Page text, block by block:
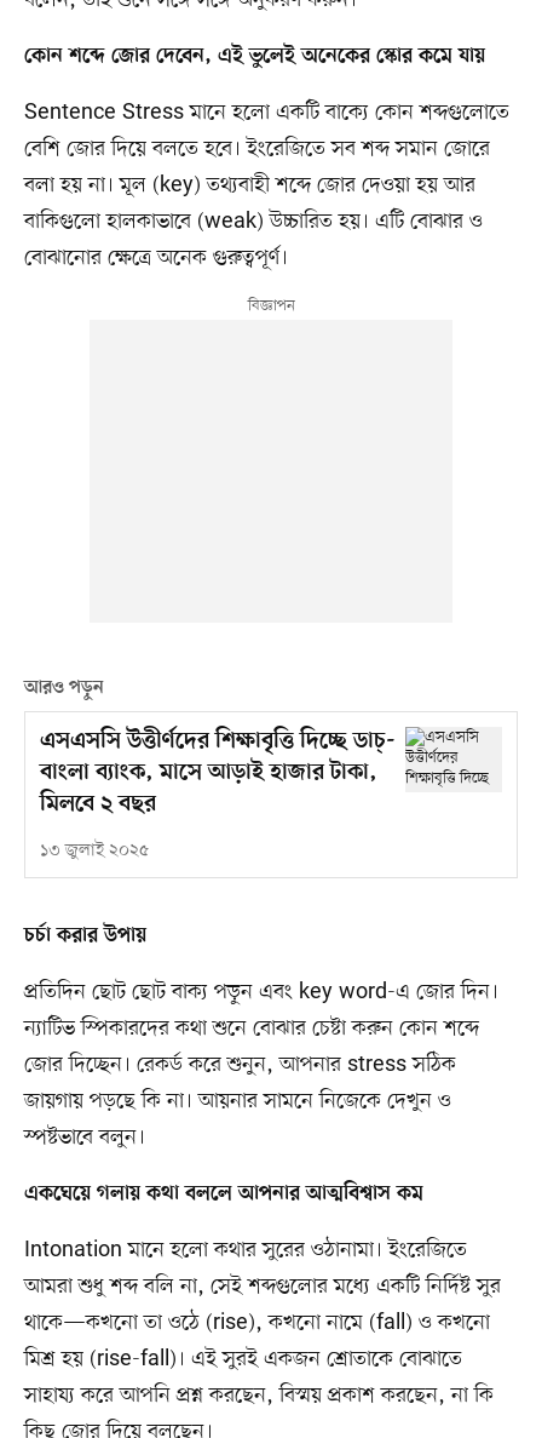
কোন শব্দে জোর দেবেন, এই ভুলেই অনেকের স্কোর কমে যায়
Sentence Stress মানে হলো একটি বাক্যে কোন শব্দগুলোতে
বেশি জোর দিয়ে বলতে হবে। ইংরেজিতে সব শব্দ সমান জোরে
বলা হয় না। মূল (key) তথ্যবাহী শব্দে জোর দেওয়া হয় আর
বাকিগুলো হালকাভাবে (weak) উচ্চারিত হয়। এটি বোঝার ও
বোঝানোর ক্ষেত্রে অনেক গুরুত্বপূর্ণ।
আরও পড়ুন
এসএসসি উত্তীর্ণদের শিক্ষাবৃত্তি দিচ্ছে ডাচ্‌-
বাংলা ব্যাংক, মাসে আড়াই হাজার টাকা,
মিলবে ২ বছর
১৩ জুলাই ২০২৫
চর্চা করার উপায়
প্রতিদিন ছোট ছোট বাক্য পড়ুন এবং key word-এ জোর দিন।
ন্যাটিভ স্পিকারদের কথা শুনে বোঝার চেষ্টা করুন কোন শব্দে
জোর দিচ্ছেন। রেকর্ড করে শুনুন, আপনার stress সঠিক
জায়গায় পড়ছে কি না। আয়নার সামনে নিজেকে দেখুন ও
স্পষ্টভাবে বলুন।
একঘেয়ে গলায় কথা বললে আপনার আত্মবিশ্বাস কম
Intonation মানে হলো কথার সুরের ওঠানামা। ইংরেজিতে
আমরা শুধু শব্দ বলি না, সেই শব্দগুলোর মধ্যে একটি নির্দিষ্ট সুর
থাকে—কখনো তা ওঠে (rise), কখনো নামে (fall) ও কখনো
মিশ্র হয় (rise-fall)। এই সুরই একজন শ্রোতাকে বোঝাতে
সাহায্য করে আপনি প্রশ্ন করছেন, বিস্ময় প্রকাশ করছেন, না কি